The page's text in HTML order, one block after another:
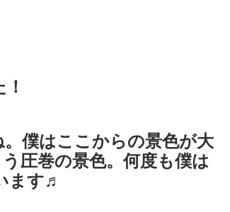
。僕はここからの景色が大
圧巻の景色。何度も僕は
ます♬